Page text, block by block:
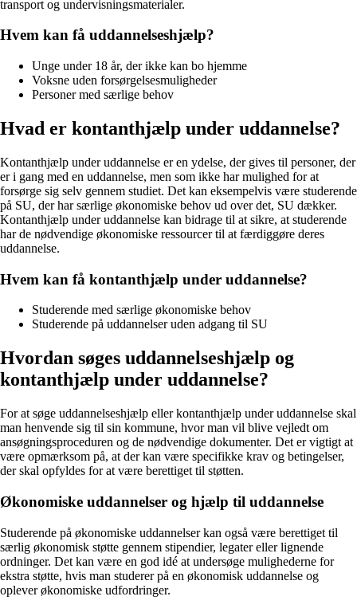
transport og undervisningsmaterialer.
Hvem kan få uddannelseshjælp?
Unge under 18 år, der ikke kan bo hjemme
Voksne uden forsørgelsesmuligheder
Personer med særlige behov
Hvad er kontanthjælp under uddannelse?
Kontanthjælp under uddannelse er en ydelse, der gives til personer, der
er i gang med en uddannelse, men som ikke har mulighed for at
forsørge sig selv gennem studiet. Det kan eksempelvis være studerende
på SU, der har særlige økonomiske behov ud over det, SU dækker.
Kontanthjælp under uddannelse kan bidrage til at sikre, at studerende
har de nødvendige økonomiske ressourcer til at færdiggøre deres
uddannelse.
Hvem kan få kontanthjælp under uddannelse?
Studerende med særlige økonomiske behov
Studerende på uddannelser uden adgang til SU
Hvordan søges uddannelseshjælp og
kontanthjælp under uddannelse?
For at søge uddannelseshjælp eller kontanthjælp under uddannelse skal
man henvende sig til sin kommune, hvor man vil blive vejledt om
ansøgningsproceduren og de nødvendige dokumenter. Det er vigtigt at
være opmærksom på, at der kan være specifikke krav og betingelser,
der skal opfyldes for at være berettiget til støtten.
Økonomiske uddannelser og hjælp til uddannelse
Studerende på økonomiske uddannelser kan også være berettiget til
særlig økonomisk støtte gennem stipendier, legater eller lignende
ordninger. Det kan være en god idé at undersøge mulighederne for
ekstra støtte, hvis man studerer på en økonomisk uddannelse og
oplever økonomiske udfordringer.